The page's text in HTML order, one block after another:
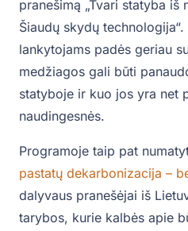
pranešimą „Tvari statyba iš
Šiaudų skydų
lankytojams padės geriau
medžiagos gali būti
statyboje ir kuo jos yra net
naudingesnės.
Programoje taip pat
pastatų dekarbonizacija –
dalyvaus pranešėjai iš
tarybos, kurie kalbės apie